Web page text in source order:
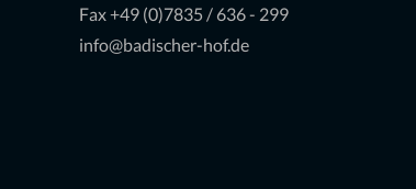
Fax +49 (0)7835 / 636 - 299
info@badischer-hof.de